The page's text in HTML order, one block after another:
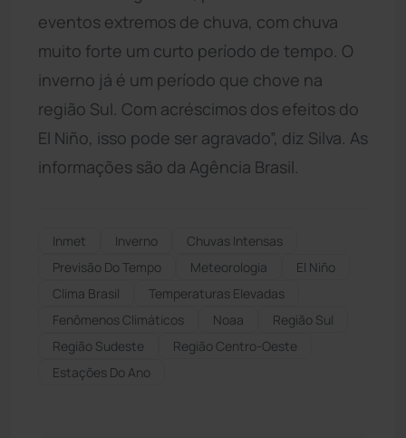
eventos extremos de chuva, com chuva
muito forte um curto período de tempo. O
inverno já é um período que chove na
região Sul. Com acréscimos dos efeitos do
El Niño, isso pode ser agravado”, diz Silva. As
informações são da Agência Brasil.
Inmet Inverno
Chuvas Intensas
Previsão Do Tempo
Meteorologia
El Niño
Clima Brasil
Temperaturas Elevadas
Fenômenos Climáticos
Noaa
Região Sul
Região Sudeste
Região Centro-Oeste
Estações Do Ano